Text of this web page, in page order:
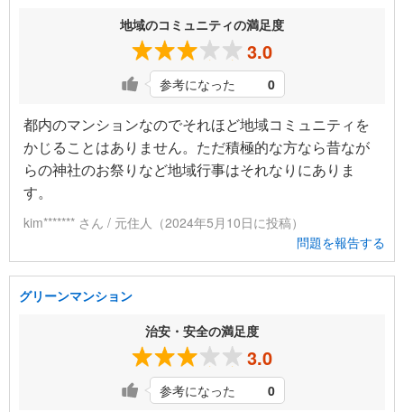
地域のコミュニティの満足度
3.0
参考になった 0
都内のマンションなのでそれほど地域コミュニティを
かじることはありません。ただ積極的な方なら昔なが
らの神社のお祭りなど地域行事はそれなりにありま
す。
kim******* さん / 元住人（2024年5月10日に投稿）
問題を報告する
グリーンマンション
治安・安全の満足度
3.0
参考になった 0